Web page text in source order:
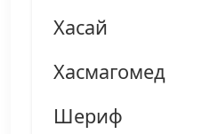
Хасай
Хасмагомед
Шериф